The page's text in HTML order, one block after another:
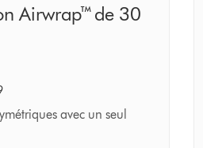
Airwrap™ de 30
avec un seul